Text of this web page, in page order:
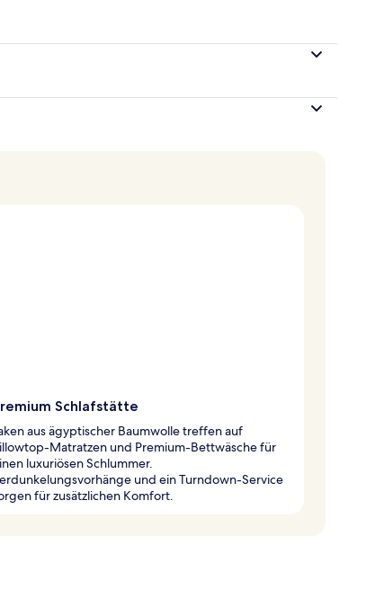
Schlafstätte
aus ägyptischer Baumwolle treffen auf
Matratzen und Premium-Bettwäsche für
luxuriösen Schlummer.
und ein Turndown-Service
für zusätzlichen Komfort.